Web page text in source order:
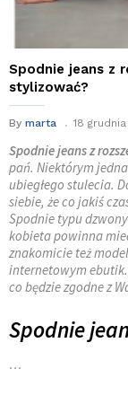
Spodnie jeans z
stylizować?
By marta 18 grudnia
Spodnie jeans z
pań. Niektórym
ubiegłego stulecia.
siebie, że co jakiś
Spodnie typu
kobieta powinna
znakomicie też
internetowym
co będzie zgodne z
Spodnie
…